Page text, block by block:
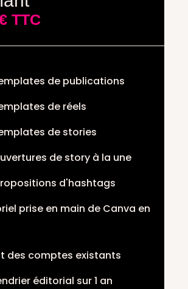
TTC
de publications
de réels
de stories
de story à la une
d'hashtags
prise en main de Canva en
des comptes existants
éditorial sur 1 an